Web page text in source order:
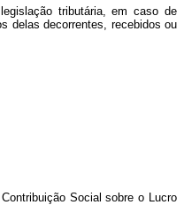
tributária, em caso de
delas decorrentes, recebidos ou
Social sobre o Lucro